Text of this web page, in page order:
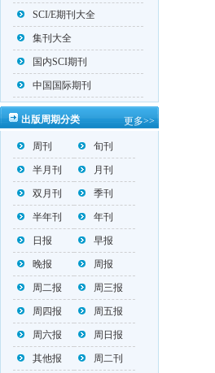
SCI/E期刊大全
集刊大全
国内SCI期刊
中国国际期刊
出版周期分类 更多>>
周刊 旬刊
半月刊 月刊
双月刊 季刊
半年刊 年刊
日报 早报
晚报 周报
周二报 周三报
周四报 周五报
周六报 周日报
其他报 周二刊